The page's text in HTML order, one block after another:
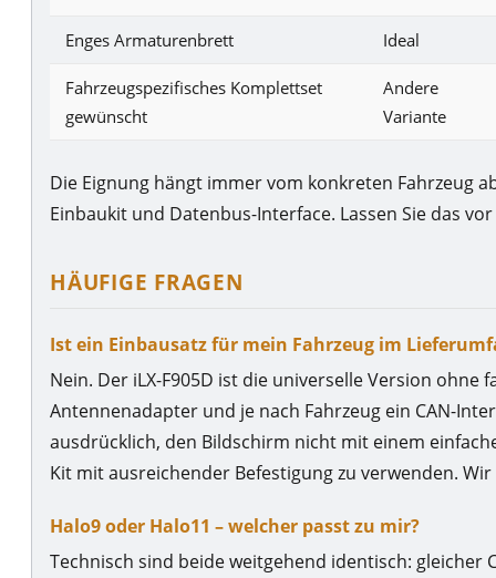
Enges Armaturenbrett Ideal
Fahrzeugspezifisches Komplettset
gewünscht
Andere
Variante
Die Eignung hängt immer vom konkreten Fahrzeug
Einbaukit und Datenbus-Interface. Lassen Sie das
HÄUFIGE FRAGEN
Ist ein Einbausatz für mein Fahrzeug im
Nein. Der iLX-F905D ist die universelle Version
Antennenadapter und je nach Fahrzeug ein CAN-
ausdrücklich, den Bildschirm nicht mit einem
Kit mit ausreichender Befestigung zu verwenden.
Halo9 oder Halo11 – welcher passt zu mir?
Technisch sind beide weitgehend identisch: gleicher